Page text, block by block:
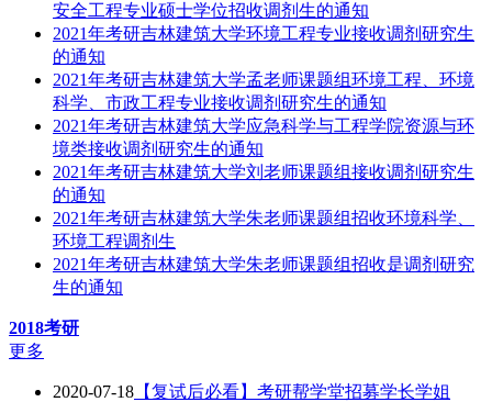
安全工程专业硕士学位招收调剂生的通知
2021年考研吉林建筑大学环境工程专业接收调剂研究生
的通知
2021年考研吉林建筑大学孟老师课题组环境工程、环境
科学、市政工程专业接收调剂研究生的通知
2021年考研吉林建筑大学应急科学与工程学院资源与环
境类接收调剂研究生的通知
2021年考研吉林建筑大学刘老师课题组接收调剂研究生
的通知
2021年考研吉林建筑大学朱老师课题组招收环境科学、
环境工程调剂生
2021年考研吉林建筑大学朱老师课题组招收是调剂研究
生的通知
2018考研
更多
2020-07-18 【复试后必看】考研帮学堂招募学长学姐